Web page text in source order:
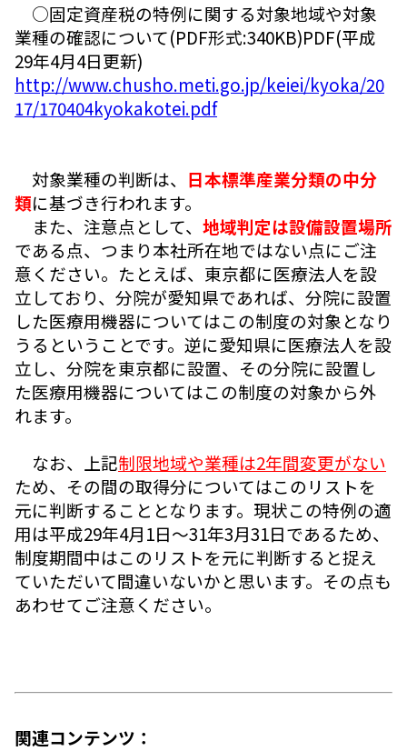
○固定資産税の特例に関する対象地域や対象
業種の確認について(PDF形式:340KB)PDF(平成
29年4月4日更新)
http://www.chusho.meti.go.jp/keiei/kyoka/20
17/170404kyokakotei.pdf
対象業種の判断は、 日本標準産業分類の中分
類に基づき行われます。
また、注意点として、 地域判定は設備設置場所
である点、つまり本社所在地ではない点にご注
意ください。たとえば、東京都に医療法人を設
立しており、分院が愛知県であれば、分院に設置
した医療用機器についてはこの制度の対象となり
うるということです。逆に愛知県に医療法人を設
立し、分院を東京都に設置、その分院に設置し
た医療用機器についてはこの制度の対象から外
れます。
なお、上記制限地域や業種は2年間変更がない
ため、その間の取得分についてはこのリストを
元に判断することとなります。現状この特例の適
用は平成29年4月1日～31年3月31日であるため、
制度期間中はこのリストを元に判断すると捉え
ていただいて間違いないかと思います。その点も
あわせてご注意ください。
関連コンテンツ：